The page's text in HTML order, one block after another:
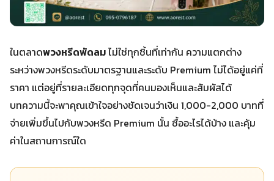
ในตลาดพวงหรีดพัดลมไม่ใช่ทุกชิ้นที่เท่ากัน ความแตกต่าง
ระหว่างพวงหรีดระดับมาตรฐานและระดับ Premium ไม่ได้อยู่แค่ที่
ราคา แต่อยู่ที่รายละเอียดทุกจุดที่คนมองเห็นและสัมผัสได้
บทความนี้จะพาคุณเข้าใจอย่างชัดเจนว่าเงิน 1,000-2,000 บาทที่
จ่ายเพิ่มขึ้นไปกับพวงหรีด Premium นั้น ซื้ออะไรได้บ้าง และคุ้ม
ค่าในสถานการณ์ใด